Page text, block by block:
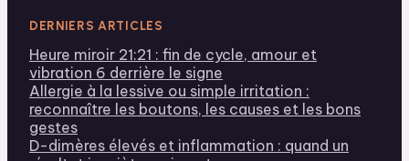
DERNIERS ARTICLES
Heure miroir 21:21 : fin de cycle, amour et
vibration 6 derrière le signe
Allergie à la lessive ou simple irritation :
reconnaître les boutons, les causes et les bons
gestes
D-dimères élevés et inflammation : quand un